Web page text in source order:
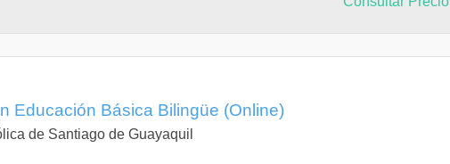
Educación Básica Bilingüe (Online)
de Santiago de Guayaquil